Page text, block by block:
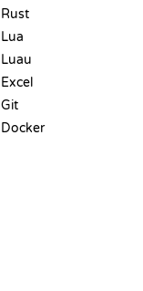
Rust
Lua
Luau
Excel
Git
Docker